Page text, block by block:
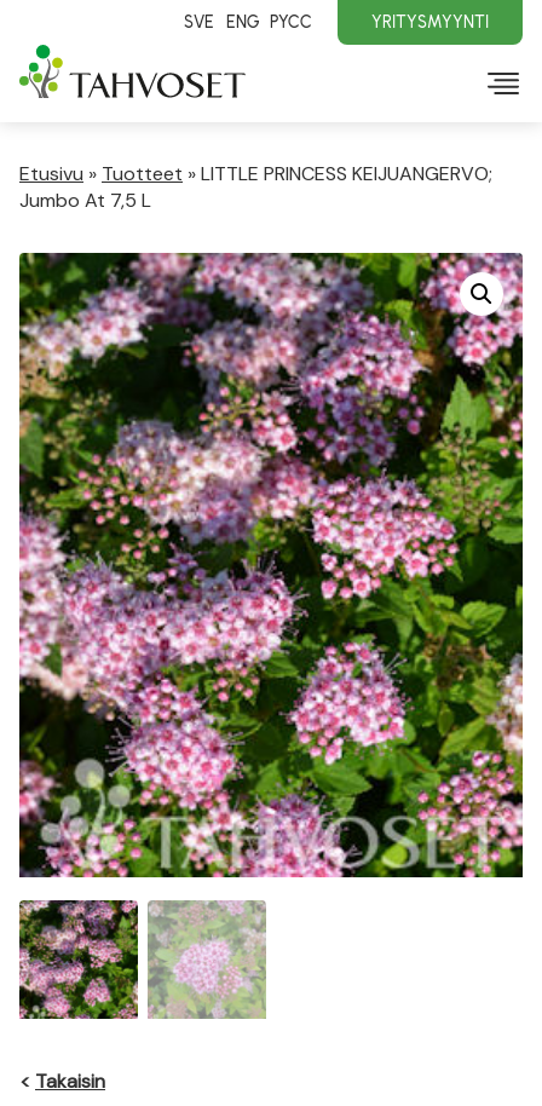
SVE ENG PYCC YRITYSMYYNTI
Etusivu » Tuotteet »LITTLE PRINCESS KEIJUANGERVO;
Jumbo At 7,5 L
< Takaisin